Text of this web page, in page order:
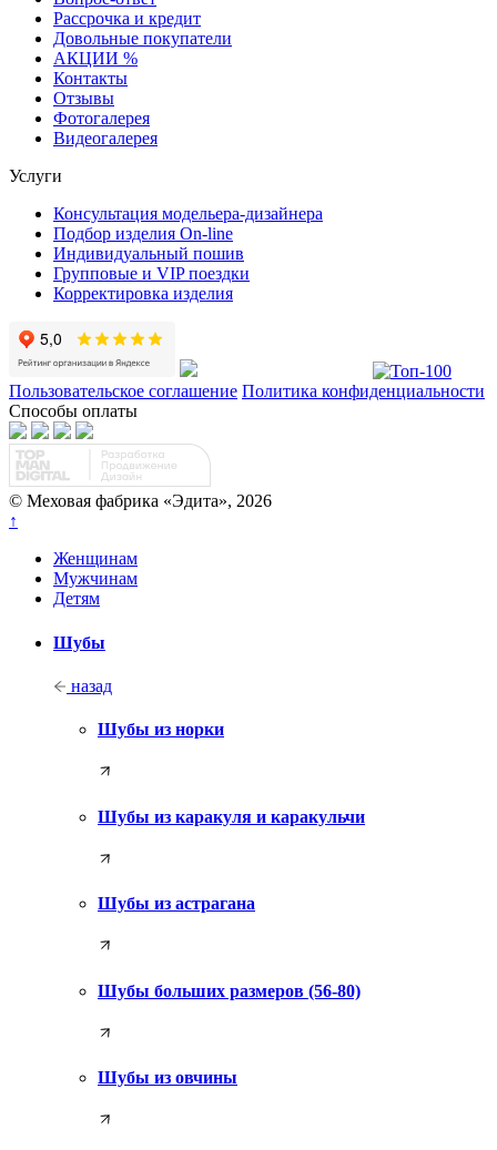
Рассрочка и кредит
Довольные покупатели
АКЦИИ %
Контакты
Отзывы
Фотогалерея
Видеогалерея
Услуги
Консультация модельера-дизайнера
Подбор изделия On-line
Индивидуальный пошив
Групповые и VIP поездки
Корректировка изделия
Пользовательское соглашение Политика конфиденциальности
Способы оплаты
© Меховая фабрика «Эдита», 2026
↑
Женщинам
Мужчинам
Детям
Шубы
назад
Шубы из норки
Шубы из каракуля и каракульчи
Шубы из астрагана
Шубы больших размеров (56-80)
Шубы из овчины